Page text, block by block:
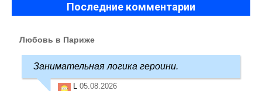
Последние комментарии
Любовь в Париже
Занимательная логика героини.
L 05.08.2026